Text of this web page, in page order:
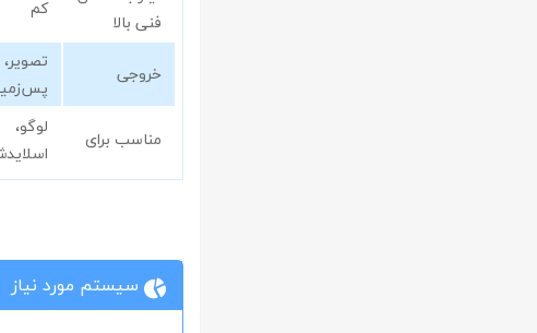
فنی بالا
کم
خروجی
مناسب برای
سیستم مورد نیاز